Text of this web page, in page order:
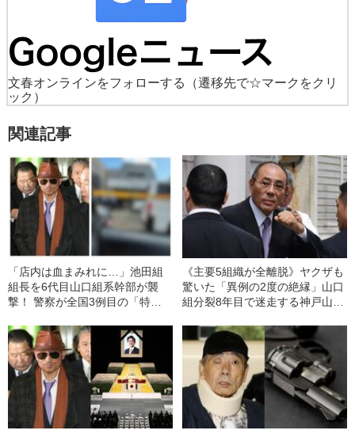
文春オンラインをフォローする
（遷移先で☆マークをクリ
ック）
関連記事
「店内は血まみれに…」池田組
組長を6代目山口組系幹部が襲
撃！ 警察が全国3例目の「特定
《主要5組織が全離脱》ヤクザも
驚いた「異例の2度の絶縁」山口
組分裂8年目で迷走する神戸山口
ージ”